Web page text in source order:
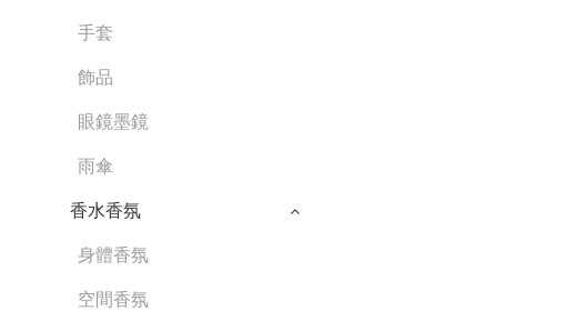
手套
飾品
眼鏡墨鏡
雨傘
香水香氛
身體香氛
空間香氛